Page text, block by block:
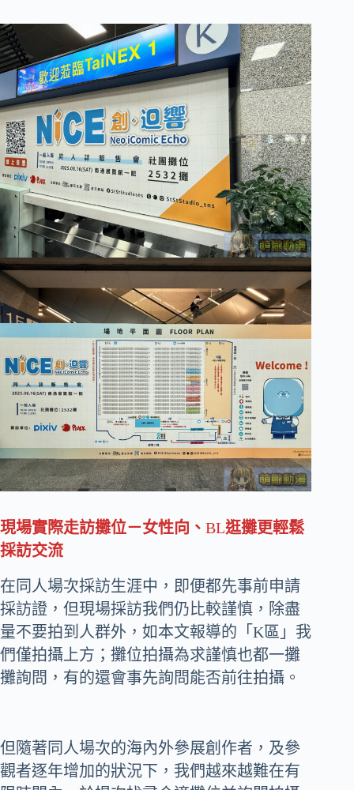
現場實際走訪攤位－女性向、 BL逛攤更輕鬆
採訪交流
在同人場次採訪生涯中，即便都先事前申請
採訪證，但現場採訪我們仍比較謹慎，除盡
量不要拍到人群外，如本文報導的「K區」我
們僅拍攝上方；攤位拍攝為求謹慎也都一攤
攤詢問，有的還會事先詢問能否前往拍攝。
但隨著同人場次的海內外參展創作者，及參
觀者逐年增加的狀況下，我們越來越難在有